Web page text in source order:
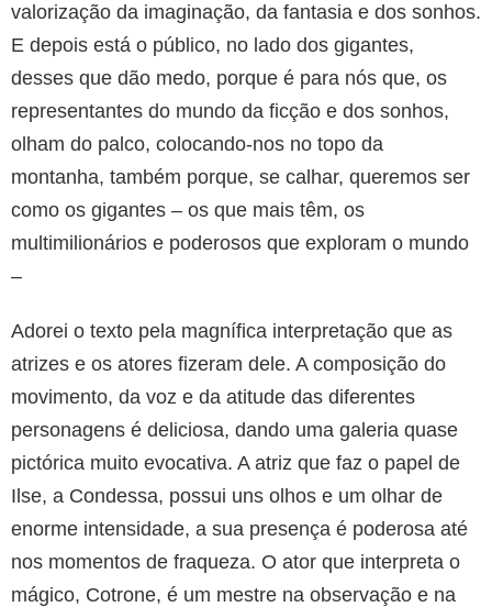
valorização da imaginação, da fantasia e dos sonhos.
E depois está o público, no lado dos gigantes,
desses que dão medo, porque é para nós que, os
representantes do mundo da ficção e dos sonhos,
olham do palco, colocando-nos no topo da
montanha, também porque, se calhar, queremos ser
como os gigantes – os que mais têm, os
multimilionários e poderosos que exploram o mundo
–
Adorei o texto pela magnífica interpretação que as
atrizes e os atores fizeram dele. A composição do
movimento, da voz e da atitude das diferentes
personagens é deliciosa, dando uma galeria quase
pictórica muito evocativa. A atriz que faz o papel de
Ilse, a Condessa, possui uns olhos e um olhar de
enorme intensidade, a sua presença é poderosa até
nos momentos de fraqueza. O ator que interpreta o
mágico, Cotrone, é um mestre na observação e na